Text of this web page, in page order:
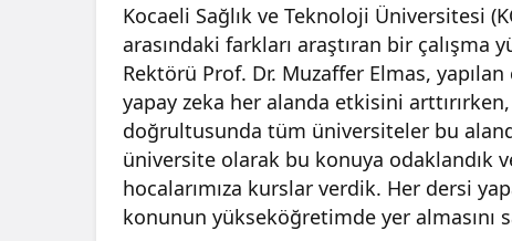
Kocaeli Sağlık ve Teknoloji Üniversitesi
arasındaki farkları araştıran bir
Rektörü Prof. Dr. Muzaffer Elmas, yapılan
yapay zeka her alanda etkisini
doğrultusunda tüm üniversiteler bu
üniversite olarak bu konuya odaklandık
hocalarımıza kurslar verdik. Her dersi
konunun yükseköğretimde yer almasını